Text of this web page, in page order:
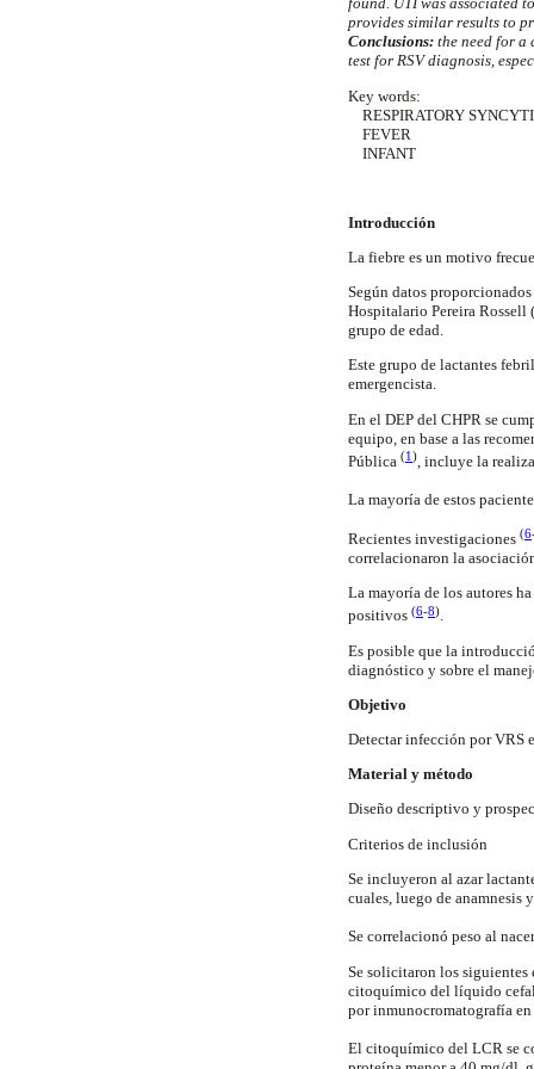
provides similar results to
Conclusions: the need for a
test for RSV diagnosis,
Key words:
RESPIRATORY
FEVER
INFANT
Introducción
La fiebre es un motivo
Según datos
Hospitalario Pereira Rossell
grupo de edad.
Este grupo de lactantes
emergencista.
En el DEP del CHPR se
equipo, en base a las
Pública (1) , incluye la
La mayoría de estos
Recientes investigaciones (6
correlacionaron la
La mayoría de los autores
positivos (6-8).
Es posible que la
diagnóstico y sobre el
Objetivo
Detectar infección por VRS
Material y método
Diseño descriptivo y
Criterios de inclusión
Se incluyeron al azar
cuales, luego de anamnesis
Se correlacionó peso al
Se solicitaron los siguientes
citoquímico del líquido
por inmunocromatografía
El citoquímico del LCR se